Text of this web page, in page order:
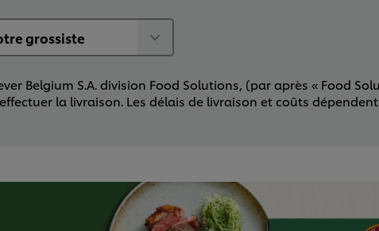
Belgium S.A. division Food Solutions, (par après « Food
la livraison. Les délais de livraison et coûts